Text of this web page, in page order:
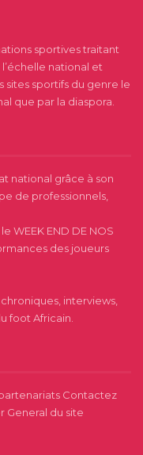
sportives traitant
national et
sites sportifs du genre le
que par la diaspora.
national grâce à son
de professionnels,
WEEK END DE NOS
des joueurs
interviews,
foot Africain.
Contactez
General du site